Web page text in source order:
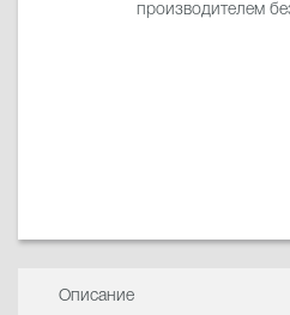
производителем
Описание